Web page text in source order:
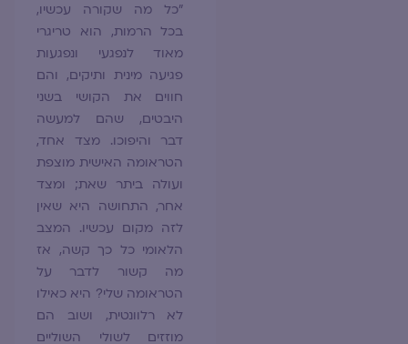
"כל מה שקורה עכשיו,
בכל הרמות, הוא טריגרי
מאוד לנפגעי ונפגעות
פגיעה מינית ותיקים, והם
חווים את הקושי בשני
היבטים, שהם למעשה
דבר והיפוכו. מצד אחד,
הטראומה האישית מוצפת
ועולה ביתר שאת; ומצד
אחר, התחושה היא שאין
לזה מקום עכשיו. המצב
הלאומי כל כך קשה, אז
מה קשור לדבר על
הטראומה שלי? היא כאילו
לא רלוונטית, ושוב הם
מוזזים לשולי השוליים